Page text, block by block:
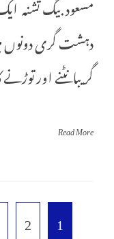
دہشت گری دونوں
گریبانٹنے اور
Read More
1
2